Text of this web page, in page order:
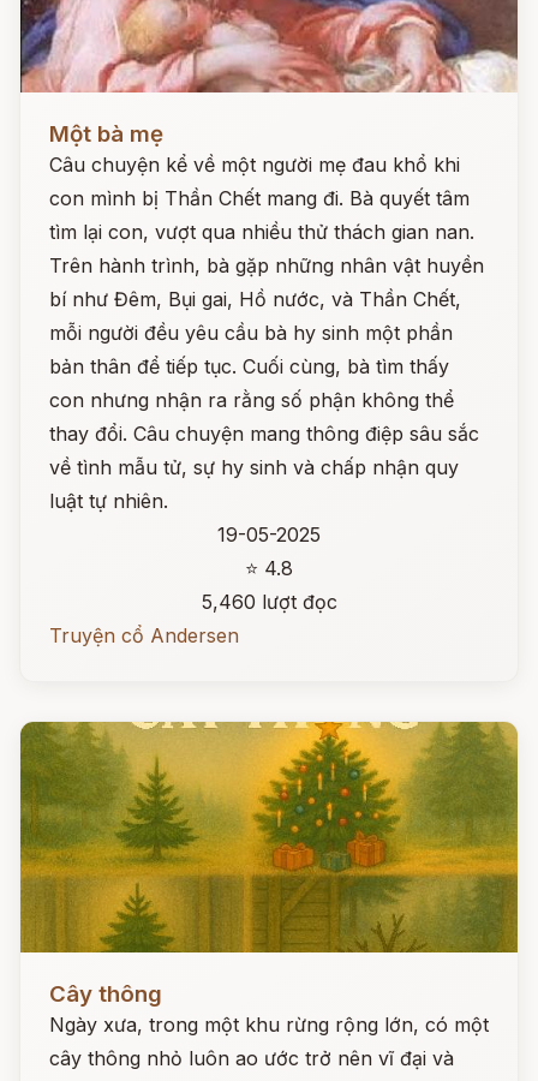
Một bà mẹ
Câu chuyện kể về một người mẹ đau khổ khi
con mình bị Thần Chết mang đi. Bà quyết tâm
tìm lại con, vượt qua nhiều thử thách gian nan.
Trên hành trình, bà gặp những nhân vật huyền
bí như Đêm, Bụi gai, Hồ nước, và Thần Chết,
mỗi người đều yêu cầu bà hy sinh một phần
bản thân để tiếp tục. Cuối cùng, bà tìm thấy
con nhưng nhận ra rằng số phận không thể
thay đổi. Câu chuyện mang thông điệp sâu sắc
về tình mẫu tử, sự hy sinh và chấp nhận quy
luật tự nhiên.
19-05-2025
⭐ 4.8
5,460 lượt đọc
Truyện cổ Andersen
Cây thông
Ngày xưa, trong một khu rừng rộng lớn, có một
cây thông nhỏ luôn ao ước trở nên vĩ đại và